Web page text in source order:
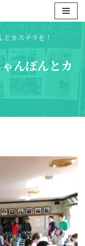
カステラを！
んぽんとカ